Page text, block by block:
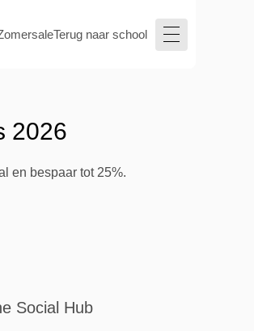
Terug naar school
2026
en bespaar tot 25%.
Social Hub